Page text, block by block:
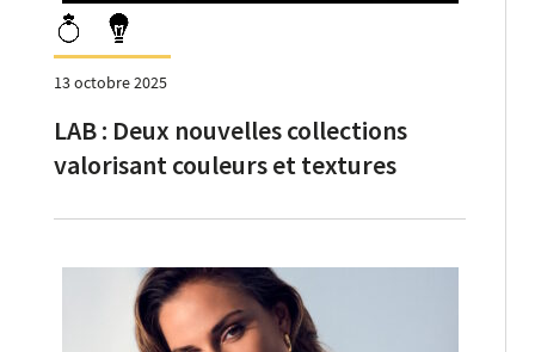
13 octobre 2025
LAB : Deux nouvelles collections
valorisant couleurs et textures